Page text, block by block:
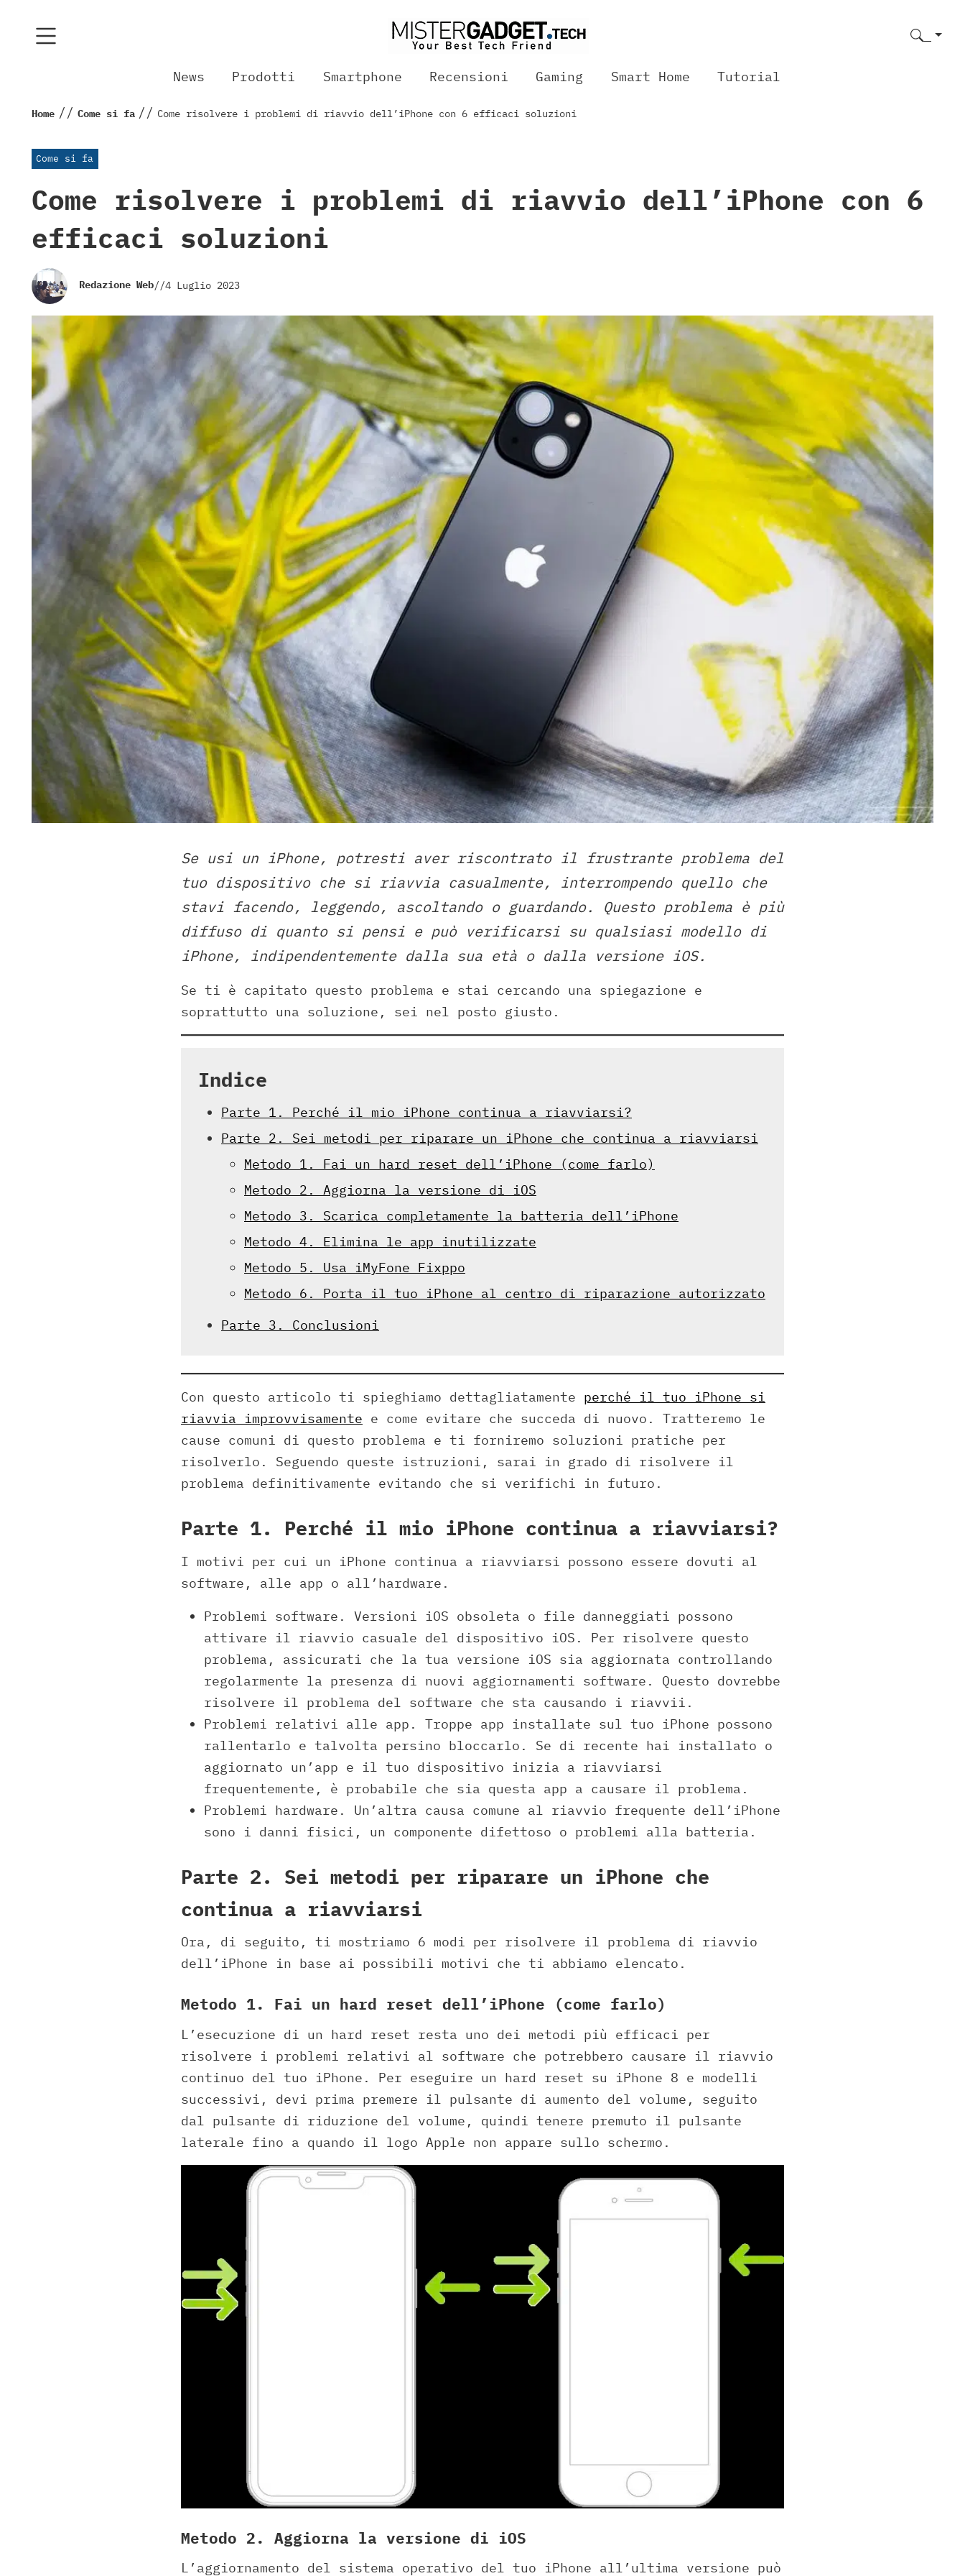
News Prodotti Smartphone Recensioni Gaming Smart Home Tutorial
Home // Come si fa // Come risolvere i problemi di riavvio dell’iPhone con 6 efficaci soluzioni
Come si fa
Come risolvere i problemi di riavvio dell’iPhone con 6
efficaci soluzioni
Redazione Web//4 Luglio 2023
Se usi un iPhone, potresti aver riscontrato il frustrante problema del
tuo dispositivo che si riavvia casualmente, interrompendo quello che
stavi facendo, leggendo, ascoltando o guardando. Questo problema è più
diffuso di quanto si pensi e può verificarsi su qualsiasi modello di
iPhone, indipendentemente dalla sua età o dalla versione iOS.
Se ti è capitato questo problema e stai cercando una spiegazione e
soprattutto una soluzione, sei nel posto giusto.
Indice
Parte 1. Perché il mio iPhone continua a riavviarsi?
Parte 2. Sei metodi per riparare un iPhone che continua a riavviarsi
Metodo 1. Fai un hard reset dell’iPhone (come farlo)
Metodo 2. Aggiorna la versione di iOS
Metodo 3. Scarica completamente la batteria dell’iPhone
Metodo 4. Elimina le app inutilizzate
Metodo 5. Usa iMyFone Fixppo
Metodo 6. Porta il tuo iPhone al centro di riparazione autorizzato
Parte 3. Conclusioni
Con questo articolo ti spieghiamo dettagliatamente perché il tuo iPhone si
riavvia improvvisamente e come evitare che succeda di nuovo. Tratteremo le
cause comuni di questo problema e ti forniremo soluzioni pratiche per
risolverlo. Seguendo queste istruzioni, sarai in grado di risolvere il
problema definitivamente evitando che si verifichi in futuro.
Parte 1. Perché il mio iPhone continua a riavviarsi?
I motivi per cui un iPhone continua a riavviarsi possono essere dovuti al
software, alle app o all’hardware.
Problemi software. Versioni iOS obsoleta o file danneggiati possono
attivare il riavvio casuale del dispositivo iOS. Per risolvere questo
problema, assicurati che la tua versione iOS sia aggiornata controllando
regolarmente la presenza di nuovi aggiornamenti software. Questo dovrebbe
risolvere il problema del software che sta causando i riavvii.
Problemi relativi alle app. Troppe app installate sul tuo iPhone possono
rallentarlo e talvolta persino bloccarlo. Se di recente hai installato o
aggiornato un’app e il tuo dispositivo inizia a riavviarsi
frequentemente, è probabile che sia questa app a causare il problema.
Problemi hardware. Un’altra causa comune al riavvio frequente dell’iPhone
sono i danni fisici, un componente difettoso o problemi alla batteria.
Parte 2. Sei metodi per riparare un iPhone che
continua a riavviarsi
Ora, di seguito, ti mostriamo 6 modi per risolvere il problema di riavvio
dell’iPhone in base ai possibili motivi che ti abbiamo elencato.
Metodo 1. Fai un hard reset dell’iPhone (come farlo)
L’esecuzione di un hard reset resta uno dei metodi più efficaci per
risolvere i problemi relativi al software che potrebbero causare il riavvio
continuo del tuo iPhone. Per eseguire un hard reset su iPhone 8 e modelli
successivi, devi prima premere il pulsante di aumento del volume, seguito
dal pulsante di riduzione del volume, quindi tenere premuto il pulsante
laterale fino a quando il logo Apple non appare sullo schermo.
Metodo 2. Aggiorna la versione di iOS
L’aggiornamento del sistema operativo del tuo iPhone all’ultima versione può